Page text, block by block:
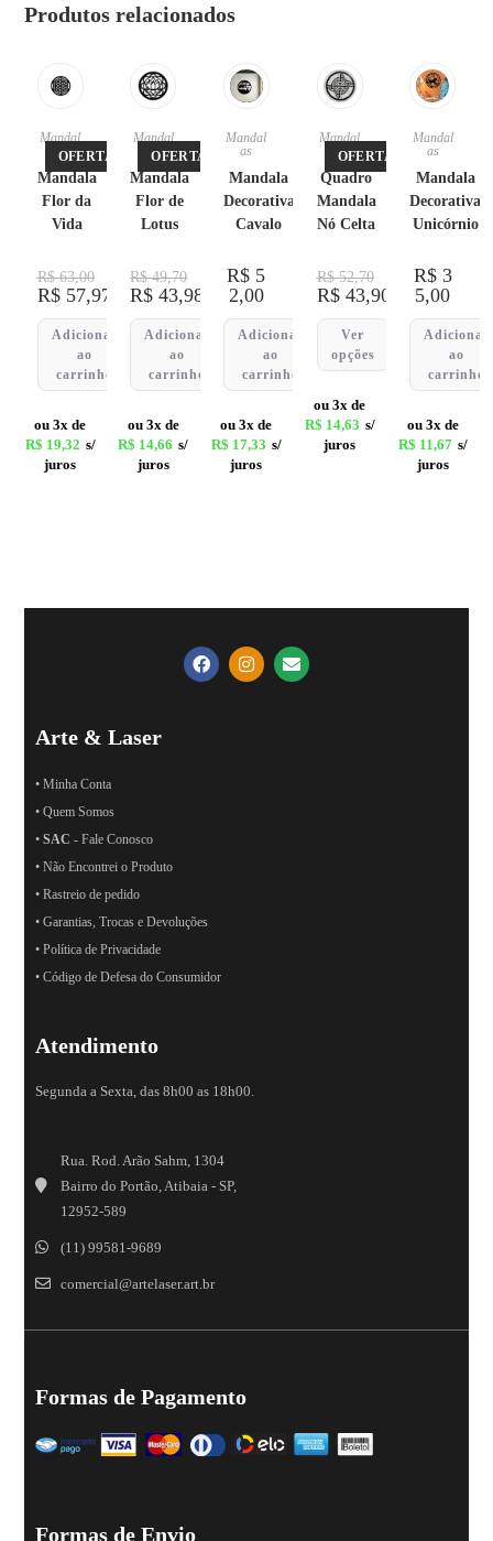
Produtos relacionados
OFERTA!
Mandal
as
Mandala
Flor da
Vida
R$63,00
R$57,97
Adicionar
ao
carrinho
ou 3x de
R$ 19,32 s/
juros
OFERTA!
Mandal
as
Mandala
Flor de
Lotus
R$49,70
R$ 43,98
Adicionar
ao
carrinho
ou 3x de
R$ 14,66 s/
juros
Mandal
as
Mandala
Decorativa
Cavalo
R$ 5
2,00
Adicionar
ao
carrinho
ou 3x de
R$ 17,33 s/
juros
OFERTA!
Mandal
as
Quadro
Mandala
Nó Celta
R$52,70
R$43,90
Ver
opções
ou 3x de
R$ 14,63 s/
juros
Mandal
as
Mandala
Decorativa
Unicórnio
R$3
5,00
Adicionar
ao
carrinho
ou 3x de
R$ 11,67 s/
juros
Arte & Laser
• Minha Conta
• Quem Somos
•SAC - Fale Conosco
• Não Encontrei o Produto
• Rastreio de pedido
• Garantias, Trocas e Devoluções
• Política de Privacidade
• Código de Defesa do Consumidor
Atendimento
Segunda a Sexta, das 8h00 as 18h00.
Rua. Rod. Arão Sahm, 1304
Bairro do Portão, Atibaia - SP,
12952-589
(11) 99581-9689
comercial@artelaser.art.br
Formas de Pagamento
Formas de Envio